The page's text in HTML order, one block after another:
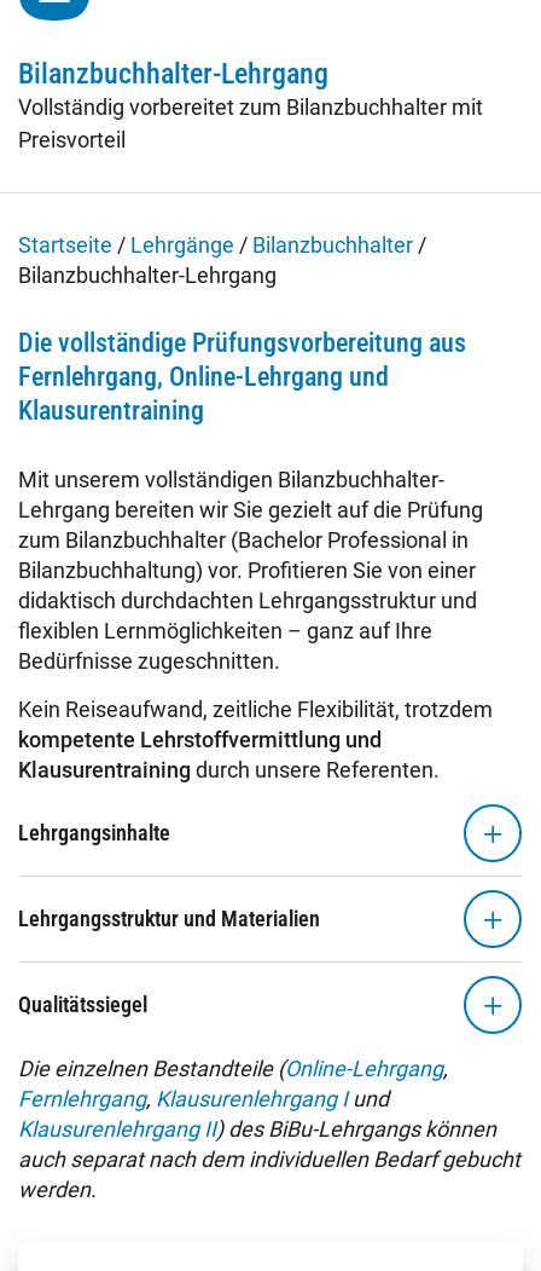
Fachtage online – Gesamtpaket
Wiederholerlehrgang
Klausuren - Level 2
Bilanzbuchhalter-Lehrgang
Vollständig vorbereitet zum Bilanzbuchhalter mit
Preisvorteil
Startseite / Lehrgänge / Bilanzbuchhalter /
Bilanzbuchhalter-Lehrgang
Die vollständige Prüfungsvorbereitung aus
Fernlehrgang, Online-Lehrgang und
Klausurentraining
Mit unserem vollständigen Bilanzbuchhalter-
Lehrgang bereiten wir Sie gezielt auf die Prüfung
zum Bilanzbuchhalter (Bachelor Professional in
Bilanzbuchhaltung) vor. Profitieren Sie von einer
didaktisch durchdachten Lehrgangsstruktur und
flexiblen Lernmöglichkeiten – ganz auf Ihre
Bedürfnisse zugeschnitten.
Kein Reiseaufwand, zeitliche Flexibilität, trotzdem
kompetente Lehrstoffvermittlung und
Klausurentrainingdurch unsere Referenten.
Lehrgangsinhalte
Lehrgangsstruktur und Materialien
Qualitätssiegel
Die einzelnen Bestandteile (Online-Lehrgang,
Fernlehrgang, Klausurenlehrgang Iund
Klausurenlehrgang II) des BiBu-Lehrgangs können
auch separat nach dem individuellen Bedarf gebucht
werden.